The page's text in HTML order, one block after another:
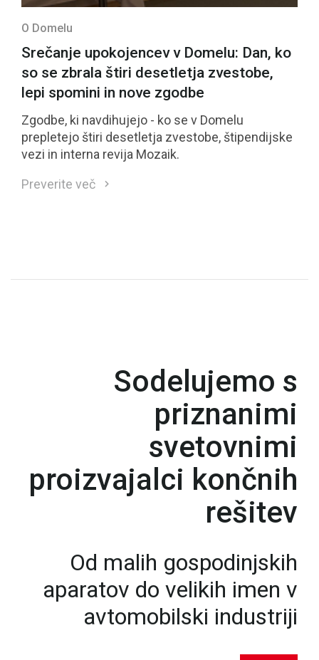
O Domelu
Srečanje upokojencev v Domelu: Dan, ko
so se zbrala štiri desetletja zvestobe,
lepi spomini in nove zgodbe
Zgodbe, ki navdihujejo - ko se v Domelu
prepletejo štiri desetletja zvestobe, štipendijske
vezi in interna revija Mozaik.
Preverite več
Sodelujemo s
priznanimi
svetovnimi
proizvajalci končnih
rešitev
Od malih gospodinjskih
aparatov do velikih imen v
avtomobilski industriji